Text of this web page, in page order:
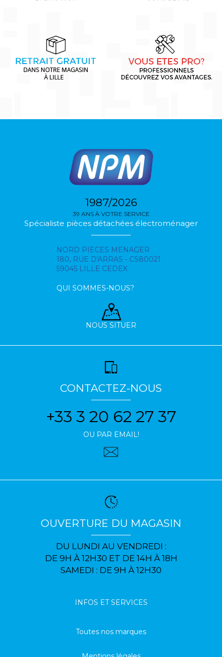
1987/2026
39 ANS À VOTRE SERVICE
Spécialiste pièces détachées électroménager
NORD PIECES MENAGER
180, RUE D'ARRAS - CS80021
59045 LILLE CEDEX
QUI SOMMES-NOUS?
NOUS SITUER
CONTACTEZ-NOUS
+33 3 20 62 27 37
OU PAR EMAIL!
OUVERTURE DU MAGASIN
DU LUNDI AU VENDREDI :
DE 9H À 12H30 ET DE 14H À 18H
SAMEDI : DE 9H À 12H30
INFOS ET SERVICES
Toutes nos marques